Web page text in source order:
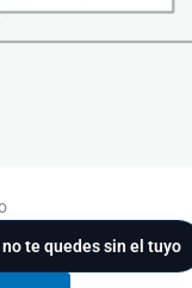
te quedes sin el tuyo